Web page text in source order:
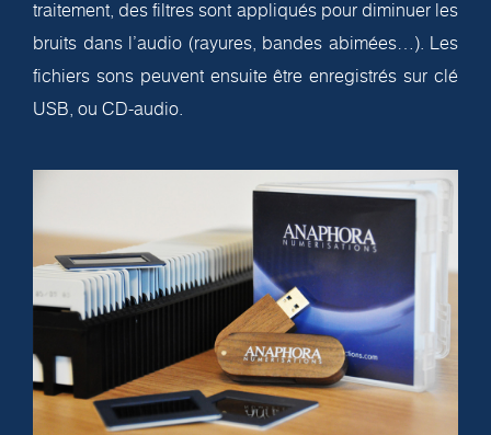
traitement, des filtres sont appliqués pour diminuer les
bruits dans l’audio (rayures, bandes abimées…). Les
fichiers sons peuvent ensuite être enregistrés sur clé
USB, ou CD-audio.